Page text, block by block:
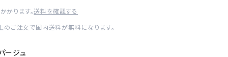
かります。送料を確認する
ご注文で国内送料が無料になります。
ージュ